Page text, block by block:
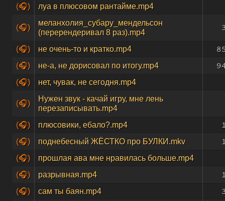
(🎧) луа в плюсовом рантайме.mp4
(🎧)
меланхолия_субару_мендельсон
(перерендеривал 8 раз).mp4
(🎧) не очень-то и кратко.mp4
(🎧) не-а, не дорисовал по итогу.mp4
(🎧) нет, чувак, не сегодня.mp4
(🎧)
Нужен звук - качай игру, мне лень
перезаписывать.mp4
(🎧)
плюсовики, ебало?.mp4
(🎧) поднебесный ЖЁСТКО про БУЛКИ.mkv
(🎧)
прошлая ава мне нравилась больше.mp4
(🎧)
разрывная.mp4
(🎧) сам ты баян.mp4